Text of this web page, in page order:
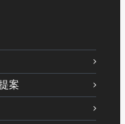
案